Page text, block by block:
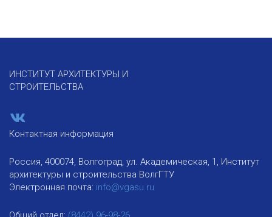
ИНСТИТУТ АРХИТЕКТУРЫ И
СТРОИТЕЛЬСТВА
Контактная информация
Россия, 400074, Волгоград, ул. Академическая, 1, Институт
архитектуры и строительства ВолгГТУ
Электронная почта: info@vgasu.ru